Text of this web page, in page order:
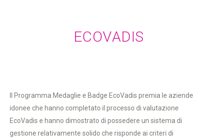
ECOVADIS
Il Programma Medaglie e Badge EcoVadis premia le aziende
idonee che hanno completato il processo di valutazione
EcoVadis e hanno dimostrato di possedere un sistema di
gestione relativamente solido che risponde ai criteri di